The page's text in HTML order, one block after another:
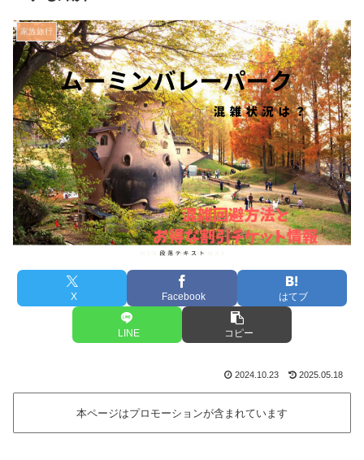
家族旅行
X Facebook はてブ
LINE コピー
2024.10.23 2025.05.18
本ページはプロモーションが含まれています